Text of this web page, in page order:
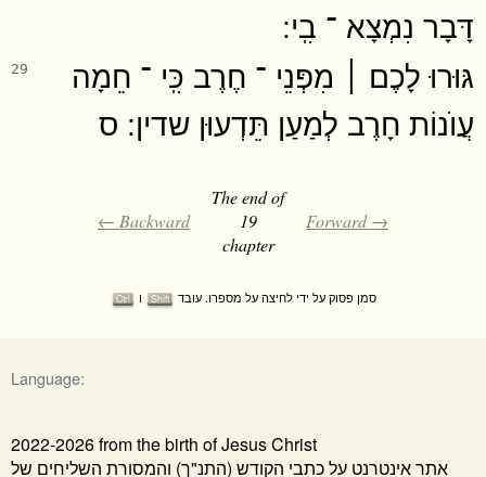
דָּבָר נִמְצָא ־ בִֽי ׃
29
גּוּרוּ לָכֶם ׀ מִפְּנֵי ־ חֶרֶב כִּֽי ־ חֵמָה
עֲוֺנוֹת חָרֶב לְמַעַן תֵּדְעוּן שדין ׃ ס
← Backward
The end of
19
chapter
Forward →
סמן פסוק על ידי לחיצה על מספרו. עובד Shift ו Ctrl
Language:
2022-2026 from the birth of Jesus Christ
אתר אינטרנט על כתבי הקודש (התנ"ך) והמסורת השליחים של